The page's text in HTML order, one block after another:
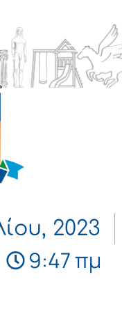
2023
9:47 πμ